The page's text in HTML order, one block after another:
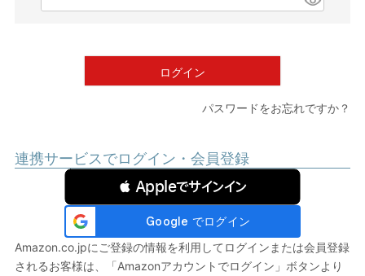
)
ログイン
パスワードをお忘れですか？
連携サービスでログイン・会員登録
 Appleでサインイン
Amazon.co.jpにご登録の情報を利用してログインまたは会員登録
されるお客様は、「Amazonアカウントでログイン」ボタンより